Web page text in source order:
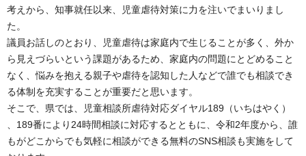
考えから、知事就任以来、児童虐待対策に力を注いでまいりまし
た。
議員お話しのとおり、児童虐待は家庭内で生じることが多く、外か
ら見えづらいという課題があるため、家庭内の問題にとどめること
なく、悩みを抱える親子や虐待を認知した人などで誰でも相談でき
る体制を充実することが重要だと思います。
そこで、県では、児童相談所虐待対応ダイヤル189（いちはやく）
、189番により24時間相談に対応するとともに、令和2年度から、誰
もがどこからでも気軽に相談ができる無料のSNS相談も実施をして